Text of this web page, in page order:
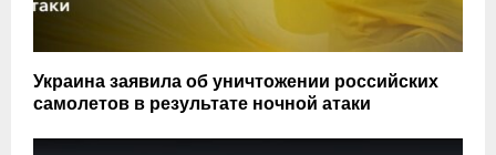
Украина заявила об уничтожении российских
самолетов в результате ночной атаки